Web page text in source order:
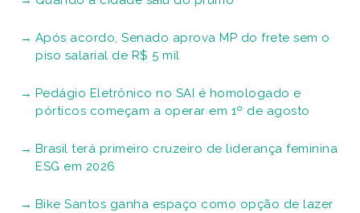
Após acordo, Senado aprova MP do frete sem o
piso salarial de R$ 5 mil
Pedágio Eletrônico no SAI é homologado e
pórticos começam a operar em 1º de agosto
Brasil terá primeiro cruzeiro de liderança feminina
ESG em 2026
Bike Santos ganha espaço como opção de lazer